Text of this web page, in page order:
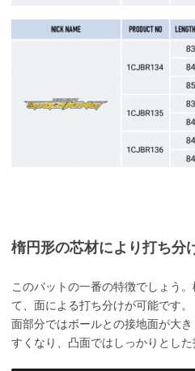
楕円形の芯材により打ち分
このバットの一番の特徴でしょう
て、面による打ち分けが可能です。
面部分ではボールとの接地面が大
すくなり、凸面ではしっかりとした